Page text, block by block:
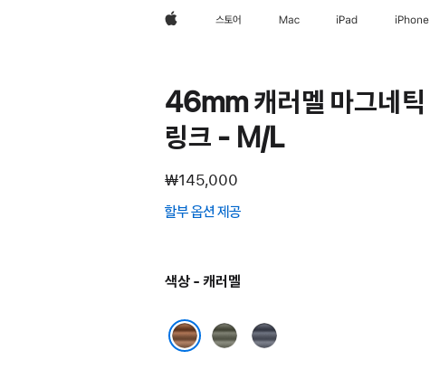
Apple스토어 Mac iPad iPhone
46mm 캐러멜 마그네틱
링크 - M/L
₩145,000
할부 옵션 제공
색상 - 캐러멜
세이지
네이비